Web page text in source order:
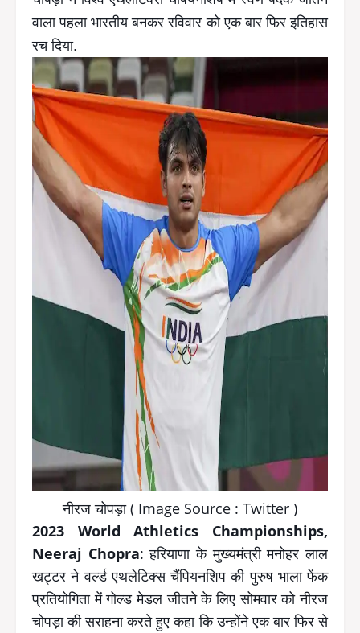
वाला पहला भारतीय बनकर रविवार को एक बार फिर इतिहास
रच दिया.
नीरज चोपड़ा ( Image Source : Twitter )
2023 World Athletics Championships,
Neeraj Chopra: हरियाणा के मुख्यमंत्री मनोहर लाल
खट्टर ने वर्ल्ड एथलेटिक्स चैंपियनशिप की पुरुष भाला फेंक
प्रतियोगिता में गोल्ड मेडल जीतने के लिए सोमवार को नीरज
चोपड़ा की सराहना करते हुए कहा कि उन्होंने एक बार फिर से